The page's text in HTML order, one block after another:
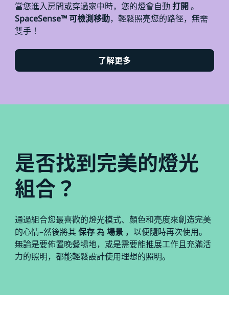
當您進入房間或穿過家中時，您的燈會自動 打開 。
SpaceSense™ 可檢測移動，輕鬆照亮您的路徑，無需
雙手！
了解更多
是否找到完美的燈光
組合？
通過組合您最喜歡的燈光模式、顏色和亮度來創造完美
的心情–然後將其 保存為 場景，以便隨時再次使用。
無論是要佈置晚餐場地，或是需要能推展工作且充滿活
力的照明，都能輕鬆設計使用理想的照明。